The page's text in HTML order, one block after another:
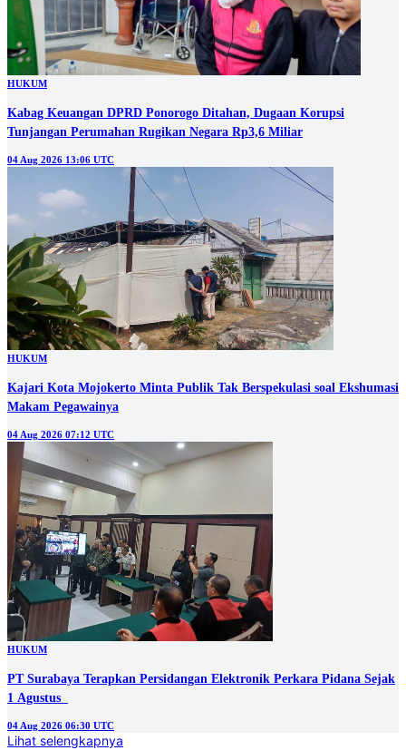
HUKUM
Kabag Keuangan DPRD Ponorogo Ditahan, Dugaan Korupsi
Tunjangan Perumahan Rugikan Negara Rp3,6 Miliar
04 Aug 2026 13:06 UTC
HUKUM
Kajari Kota Mojokerto Minta Publik Tak Berspekulasi soal Ekshumasi
Makam Pegawainya
04 Aug 2026 07:12 UTC
HUKUM
PT Surabaya Terapkan Persidangan Elektronik Perkara Pidana Sejak
1 Agustus
04 Aug 2026 06:30 UTC
Lihat selengkapnya